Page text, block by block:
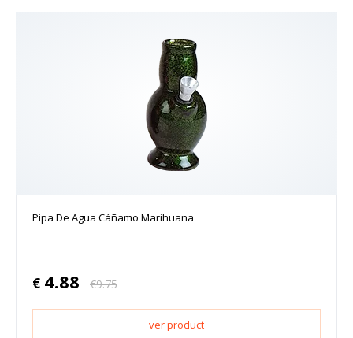
Pipa De Agua Cáñamo Marihuana
€ 4.88 €9.75
ver product